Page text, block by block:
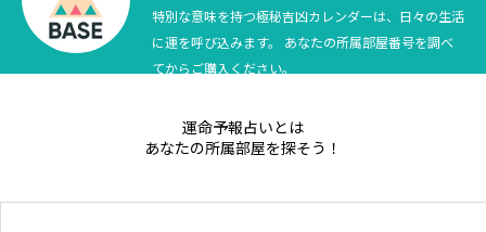
テニス四大大会・五輪
特別な意味を持つ極秘吉凶カレンダーは、日々の生活
に運を呼び込みます。 あなたの所属部屋番号を調べ
てからご購入ください。
運命予報占いとは
あなたの所属部屋を探そう！